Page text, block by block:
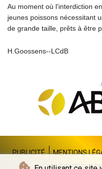
Au moment où l'interdiction
jeunes poissons nécessitant
de grande taille, prêts à être
H.Goossens--LCdB
PUBLICITÉ MENTIONS
POLITIQUE